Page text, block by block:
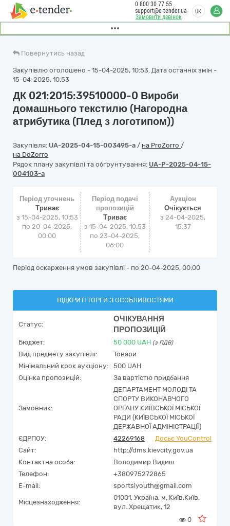
Замовити дзвінок
0 800 30 77 55
support@e-tender.ua
UK
Повернутись назад
Закупівлю оголошено - 15-04-2025, 10:53. Дата останніх змін -
15-04-2025, 10:53
ДК 021:2015:39510000-0 Вироби
домашнього текстилю (Нагородна
атрибутика (Плед з логотипом))
Закупівля: UA-2025-04-15-003495-a / на ProZorro /
на DoZorro
Рядок плану закупівлі та обґрунтування: UA-P-2025-04-15-
004103-a
Період уточнень
Триває
з 15-04-2025, 10:53
по 20-04-2025,
00:00
Період подачі
пропозицій
Триває
з 15-04-2025, 10:53
по 23-04-2025,
06:00
Аукціон
Очікується
з24-04-2025,
15:37
Період оскарження умов закупівлі - по 20-04-2025, 00:00
ВІДКРИТІ ТОРГИ З ОСОБЛИВОСТЯМИ
Статус:
ОЧІКУВАННЯ
ПРОПОЗИЦІЙ
Бюджет: 50 000 UAH (з ПДВ)
Вид предмету закупівлі:
Товари
Мінімальний крок аукціону:
500 UAH
Оцінка пропозицій:
За вартістю придбання
Замовник:
ДЕПАРТАМЕНТ МОЛОДІ ТА
СПОРТУ ВИКОНАВЧОГО
ОРГАНУ КИЇВСЬКОЇ МІСЬКОЇ
РАДИ (КИЇВСЬКОЇ МІСЬКОЇ
ДЕРЖАВНОЇ АДМІНІСТРАЦІЇ)
ЄДРПОУ:
42269168
Досьє YouControl
Сайт:
http://dms.kievcity.gov.ua
Контактна особа:
Володимир Видиш
Телефон:
+380975272865
E-mail:
sportsiyouth@gmail.com
Місцезнаходження:
01001, Україна, м. Київ,Київ,
вул. Хрещатик, 12
0